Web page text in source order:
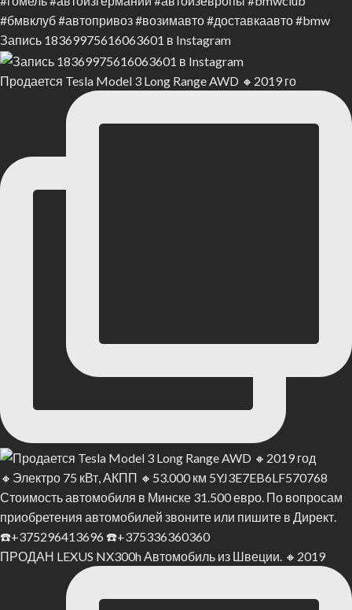
Запись 18369975616063601 в Instagram
Продается Tesla Model 3 Long Range AWD 🔸2019 го
ПРОДАН LEXUS NX300h Автомобиль из Швеции. 🔸2019